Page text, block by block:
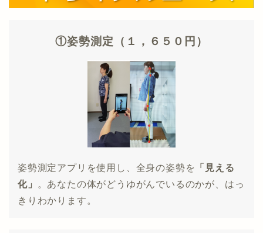
①姿勢測定（１，６５０円）
姿勢測定アプリを使用し、全身の姿勢を
「見える
化」
。あなたの体がどうゆがんでいるのかが、はっ
きりわかります。